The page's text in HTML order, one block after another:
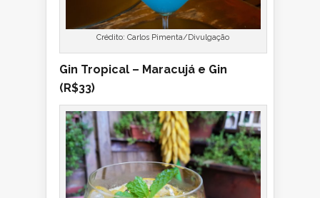
Crédito: Carlos Pimenta/Divulgação
Gin Tropical – Maracujá e Gin
(R$33)